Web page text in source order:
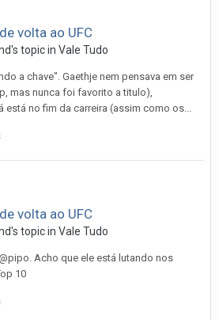
volta ao UFC
's topic in Vale Tudo
a chave". Gaethje nem pensava em ser
mas nunca foi favorito a titulo),
está no fim da carreira (assim como os...
volta ao UFC
's topic in Vale Tudo
Acho que ele está lutando nos
10